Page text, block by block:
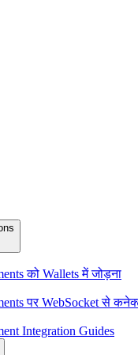
को Wallets में जोड़ना
पर WebSocket से
Integration Guides